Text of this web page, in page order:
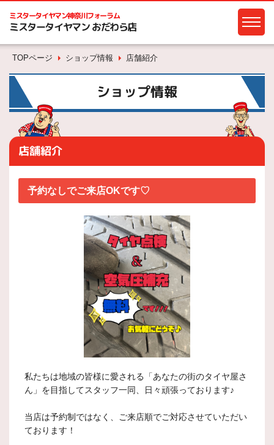
ミスタータイヤマン神奈川フォーラム
ミスタータイヤマン おだわら店
TOPページ ショップ情報 店舗紹介
ショップ情報
店舗紹介
予約なしでご来店OKです♡
私たちは地域の皆様に愛される「あなたの街のタイヤ屋さ
ん」を目指してスタッフ一同、日々頑張っております♪
当店は予約制ではなく、ご来店順でご対応させていただい
ております！